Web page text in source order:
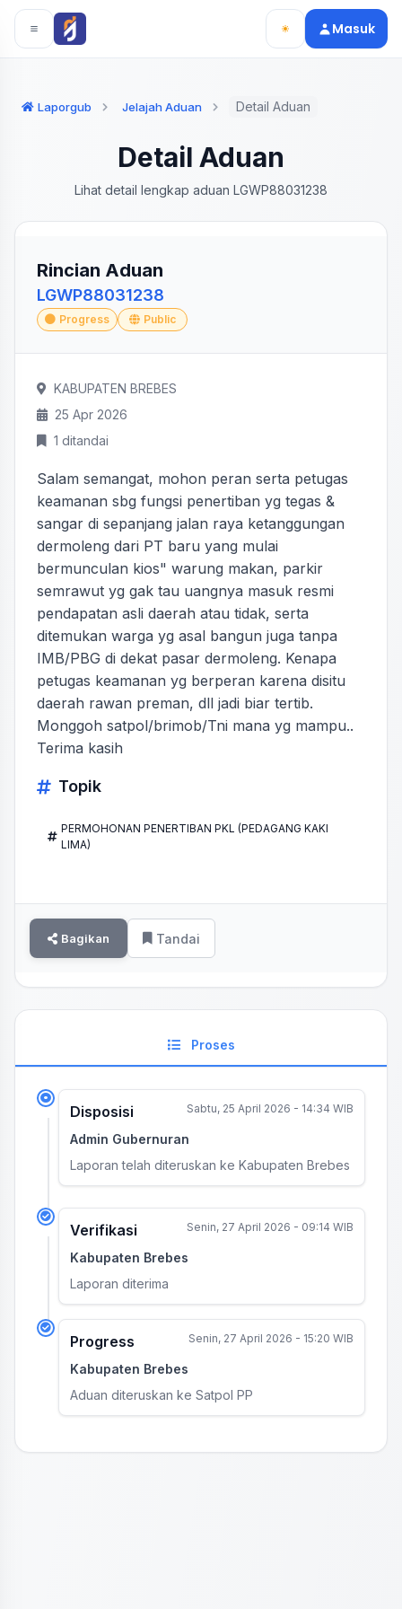
Langsung ke konten utama
Langsung ke navigasi
Masuk
Laporgub Jelajah Aduan Detail Aduan
Detail Aduan
Lihat detail lengkap aduan LGWP88031238
Rincian Aduan
LGWP88031238
Progress Public
KABUPATEN BREBES
25 Apr 2026
1 ditandai
Salam semangat, mohon peran serta petugas
keamanan sbg fungsi penertiban yg tegas &
sangar di sepanjang jalan raya ketanggungan
dermoleng dari PT baru yang mulai
bermunculan kios" warung makan, parkir
semrawut yg gak tau uangnya masuk resmi
pendapatan asli daerah atau tidak, serta
ditemukan warga yg asal bangun juga tanpa
IMB/PBG di dekat pasar dermoleng. Kenapa
petugas keamanan yg berperan karena disitu
daerah rawan preman, dll jadi biar tertib.
Monggoh satpol/brimob/Tni mana yg mampu..
Terima kasih
Topik
PERMOHONAN PENERTIBAN PKL (PEDAGANG KAKI
LIMA)
Bagikan Tandai
Proses
Disposisi Sabtu, 25 April 2026 - 14:34 WIB
Admin Gubernuran
Laporan telah diteruskan ke Kabupaten Brebes
Verifikasi Senin, 27 April 2026 - 09:14 WIB
Kabupaten Brebes
Laporan diterima
Progress Senin, 27 April 2026 - 15:20 WIB
Kabupaten Brebes
Aduan diteruskan ke Satpol PP